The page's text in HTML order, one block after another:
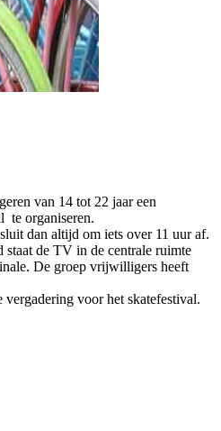
van 14 tot 22 jaar een
te organiseren.
dan altijd om iets over 11 uur af.
staat de TV in de centrale ruimte
De groep vrijwilligers heeft
voor het skatefestival.